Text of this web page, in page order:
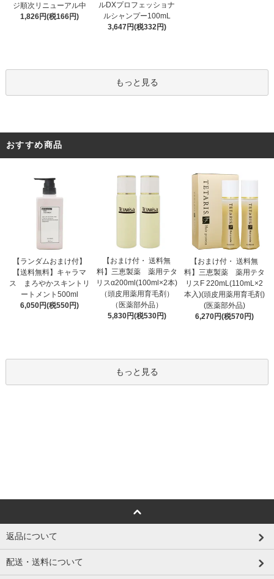
ジ順次リニューアル中
1,826円(税166円)
ルDXプロフェッショナ
ルシャンプー100mL
3,647円(税332円)
もっと見る
おすすめ商品
【ランダムおまけ付】
【送料無料】キャラマ
ス まろやかスキントリ
ートメント500ml
6,050円(税550円)
【おまけ付・ 送料無
料】三恵製薬 薬用テタ
リスα200ml(100ml×2本)
（頭皮用薬用育毛剤）
（医薬部外品）
5,830円(税530円)
【おまけ付・ 送料無
料】三恵製薬 薬用テタ
リスF 220mL(110mL×2
本入)(頭皮用薬用育毛剤)
(医薬部外品)
6,270円(税570円)
もっと見る
返品について
配送・送料について